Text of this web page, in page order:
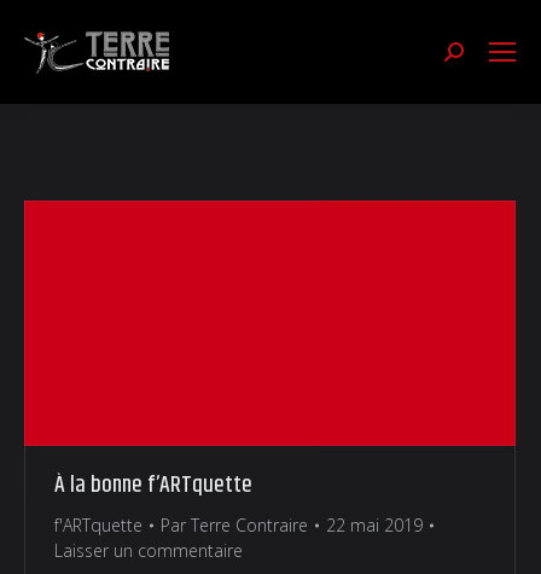
À la bonne f’ARTquette
f'ARTquette Par Terre Contraire
22 mai 2019
Laisser un commentaire